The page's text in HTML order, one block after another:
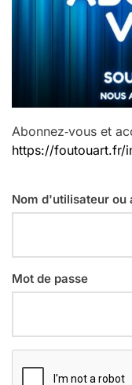
Abonnez‑vous et
https://foutouart.fr/
Nom d'utilisateur ou
Mot de passe